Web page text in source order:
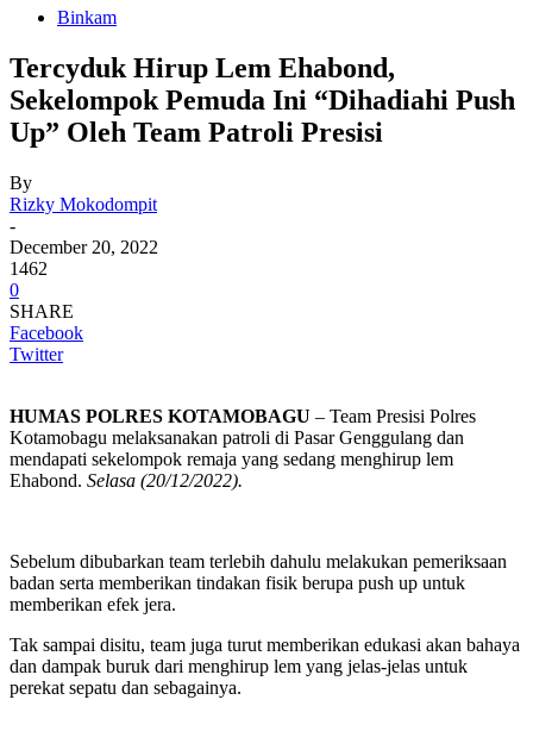
Binkam
Tercyduk Hirup Lem Ehabond,
Sekelompok Pemuda Ini “Dihadiahi Push
Up” Oleh Team Patroli Presisi
By
Rizky Mokodompit
-
December 20, 2022
1462
0
SHARE
Facebook
Twitter
HUMAS POLRES KOTAMOBAGU – Team Presisi Polres
Kotamobagu melaksanakan patroli di Pasar Genggulang dan
mendapati sekelompok remaja yang sedang menghirup lem
Ehabond. Selasa (20/12/2022).
Sebelum dibubarkan team terlebih dahulu melakukan pemeriksaan
badan serta memberikan tindakan fisik berupa push up untuk
memberikan efek jera.
Tak sampai disitu, team juga turut memberikan edukasi akan bahaya
dan dampak buruk dari menghirup lem yang jelas-jelas untuk
perekat sepatu dan sebagainya.